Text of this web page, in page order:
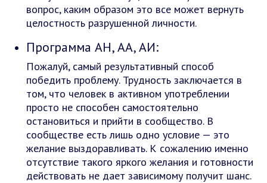
вопрос, каким образом это все может вернуть
целостность разрушенной личности.
Программа АН, АА, АИ:
Пожалуй, самый результативный способ
победить проблему. Трудность заключается в
том, что человек в активном употреблении
просто не способен самостоятельно
остановиться и прийти в сообщество. В
сообществе есть лишь одно условие — это
желание выздоравливать. К сожалению именно
отсутствие такого яркого желания и готовности
действовать не дает зависимому получит шанс.